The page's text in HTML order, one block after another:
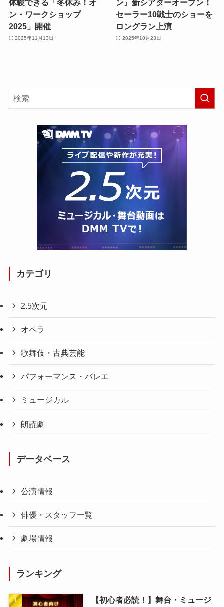
体験できる「冬休み！オ
ン・ワークショップ
2025」開催
2025年11月13日
ン』新シアターオープン！
セーラー10戦士のショーを
ロングラン上演
2025年10月23日
カテゴリ
2.5次元
オペラ
歌舞伎・古典芸能
パフォーマンス・バレエ
ミュージカル
朗読劇
データベース
公演情報
俳優・スタッフ一覧
劇場情報
ランキング
【初心者必読！】舞台・ミュージ